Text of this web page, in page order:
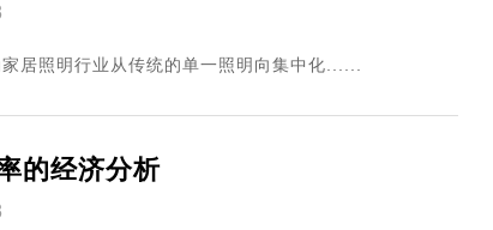
居照明行业从传统的单一照明向集中化......
的经济分析